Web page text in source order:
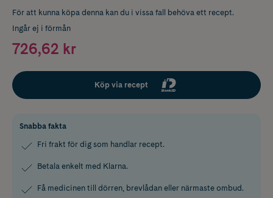
För att kunna köpa denna kan du i vissa fall behöva ett recept.
Ingår ej i förmån
726,62 kr
Köp via recept
Snabba fakta
Fri frakt för dig som handlar recept.
Betala enkelt med Klarna.
Få medicinen till dörren, brevlådan eller närmaste ombud.